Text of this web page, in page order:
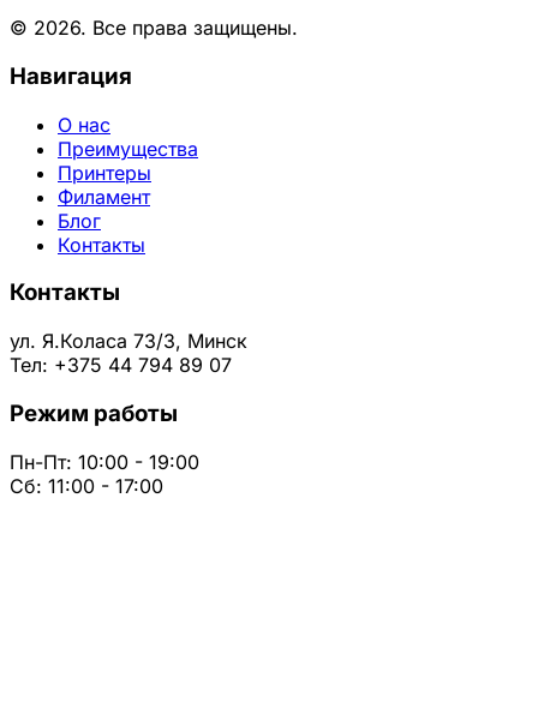
© 2026. Все права защищены.
Навигация
О нас
Преимущества
Принтеры
Филамент
Блог
Контакты
Контакты
ул. Я.Коласа 73/3, Минск
Тел: +375 44 794 89 07
Режим работы
Пн-Пт: 10:00 - 19:00
Сб: 11:00 - 17:00